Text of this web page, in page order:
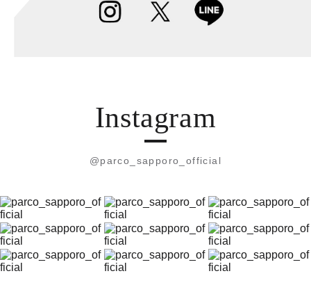
Instagram
@parco_sapporo_official